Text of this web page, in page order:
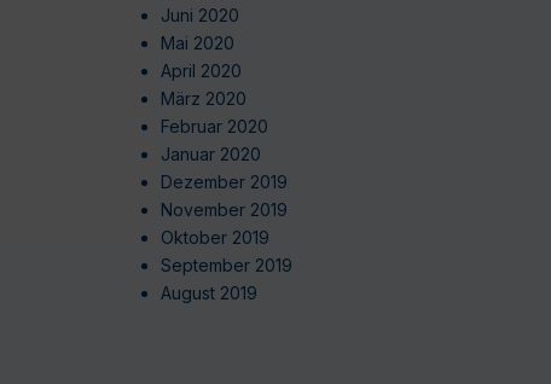
Juni 2020
Mai 2020
April 2020
März 2020
Februar 2020
Januar 2020
Dezember 2019
November 2019
Oktober 2019
September 2019
August 2019